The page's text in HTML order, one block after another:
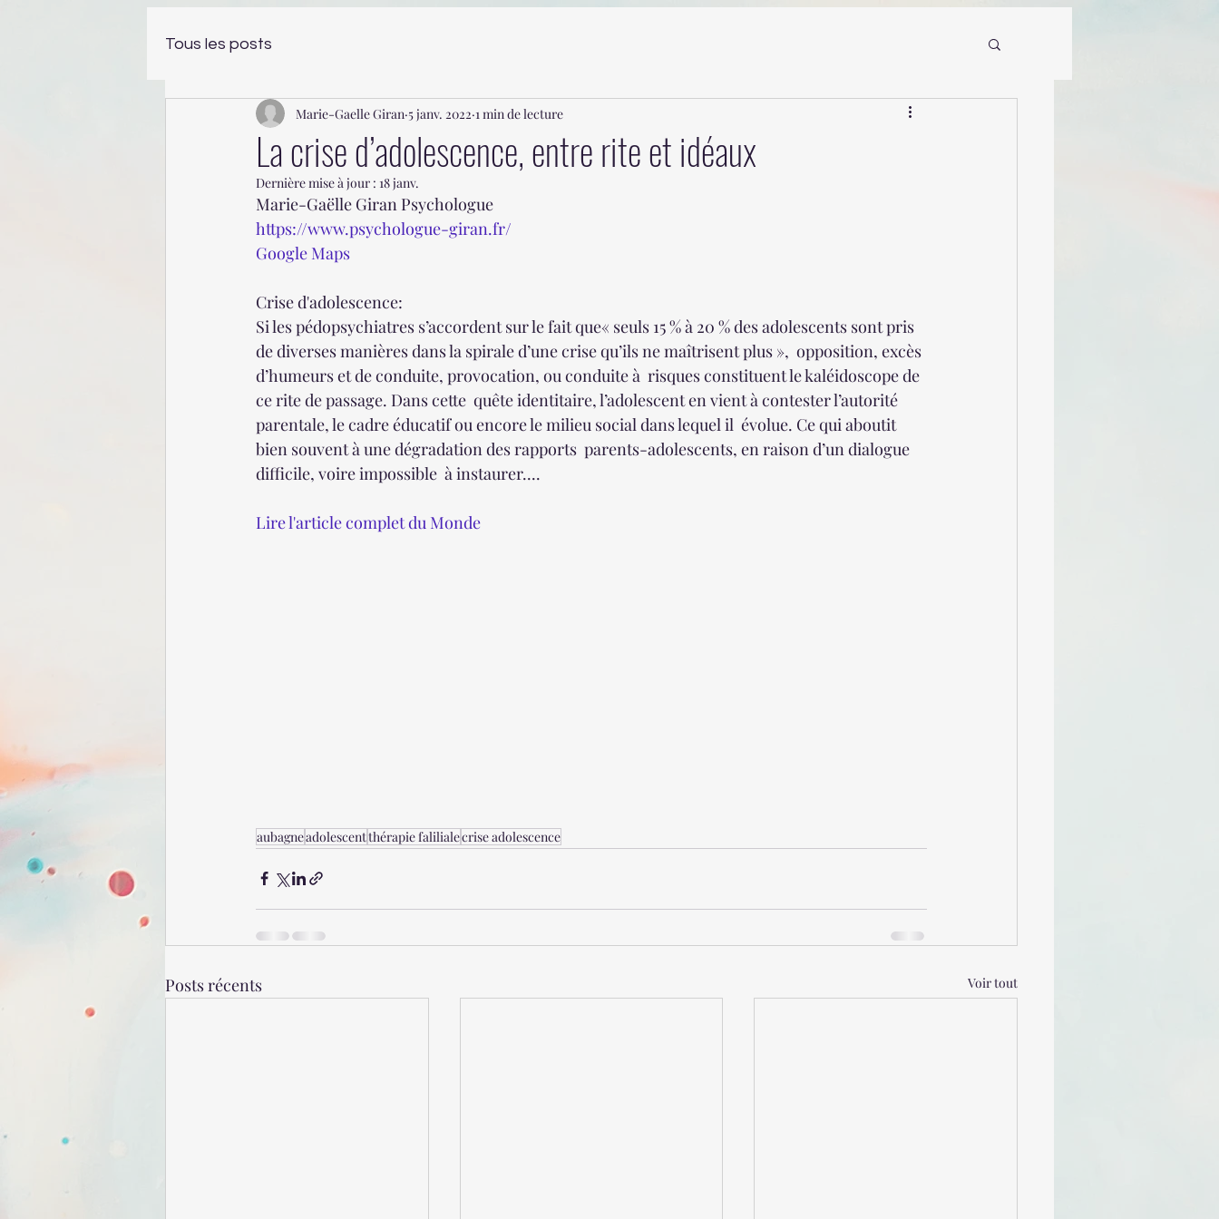
Tous les posts
La crise d’adolescence, entre rite et idéaux
Marie-Gaelle Giran 5 janv. 2022 1 min de lecture
Dernière mise à jour : 18 janv.
Marie-Gaëlle Giran Psychologue
https://www.psychologue-giran.fr/
Google Maps
Crise d'adolescence:
Si les pédopsychiatres s’accordent sur le fait que« seuls 15 % à 20 % des adolescents sont pris
de diverses manières dans la spirale d’une crise qu’ils ne maîtrisent plus »,  opposition, excès
d’humeurs et de conduite, provocation, ou conduite à  risques constituent le kaléidoscope de
ce rite de passage. Dans cette  quête identitaire, l’adolescent en vient à contester l’autorité
parentale, le cadre éducatif ou encore le milieu social dans lequel il  évolue. Ce qui aboutit
bien souvent à une dégradation des rapports  parents-adolescents, en raison d’un dialogue
difficile, voire impossible  à instaurer....
Lire l'article complet du Monde
aubagneadolescentthérapie falilialecrise adolescence
Posts récents Voir tout